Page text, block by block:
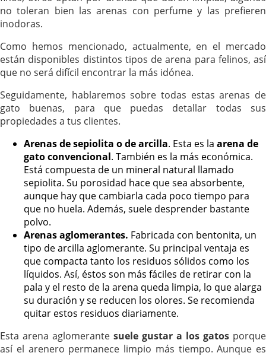
no toleran bien las arenas con perfume y las prefieren
inodoras.
Como hemos mencionado, actualmente, en el mercado
están disponibles distintos tipos de arena para felinos, así
que no será difícil encontrar la más idónea.
Seguidamente, hablaremos sobre todas estas arenas de
gato buenas, para que puedas detallar todas sus
propiedades a tus clientes.
Arenas de sepiolita o de arcilla. Esta es la arena de
gato convencional. También es la más económica.
Está compuesta de un mineral natural llamado
sepiolita. Su porosidad hace que sea absorbente,
aunque hay que cambiarla cada poco tiempo para
que no huela. Además, suele desprender bastante
polvo.
Arenas aglomerantes. Fabricada con bentonita, un
tipo de arcilla aglomerante. Su principal ventaja es
que compacta tanto los residuos sólidos como los
líquidos. Así, éstos son más fáciles de retirar con la
pala y el resto de la arena queda limpia, lo que alarga
su duración y se reducen los olores. Se recomienda
quitar estos residuos diariamente.
Esta arena aglomerante suele gustar a los gatos porque
así el arenero permanece limpio más tiempo. Aunque es